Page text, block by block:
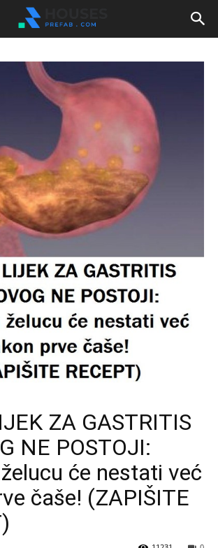
ZA GASTRITIS
NE POSTOJI:
će nestati već
čaše! (ZAPIŠITE